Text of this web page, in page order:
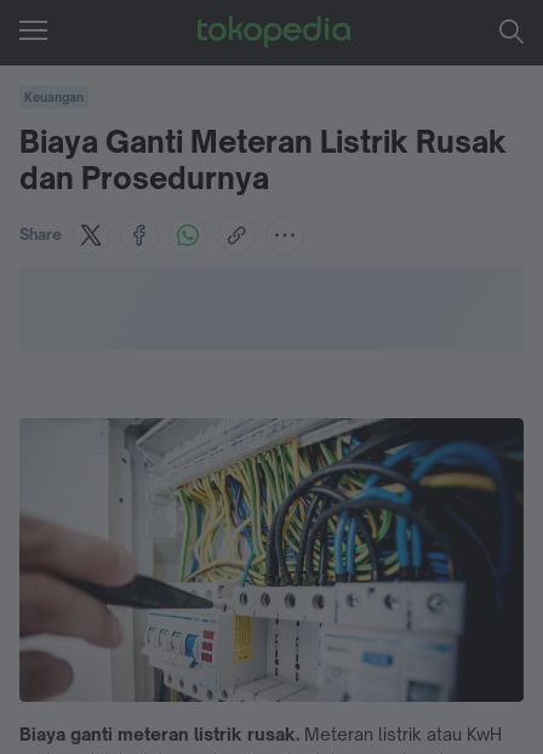
Keuangan
Biaya Ganti Meteran Listrik Rusak
dan Prosedurnya
Share
Biaya ganti meteran listrik rusak. Meteran listrik atau KwH